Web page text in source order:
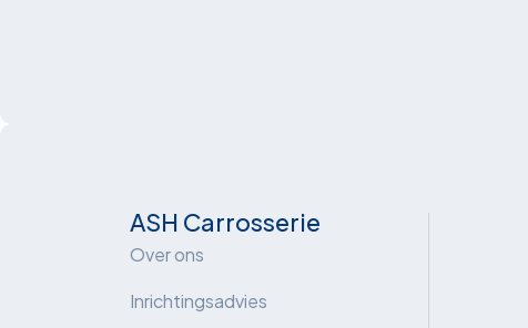
ASH Carrosserie
Over ons
Inrichtingsadvies